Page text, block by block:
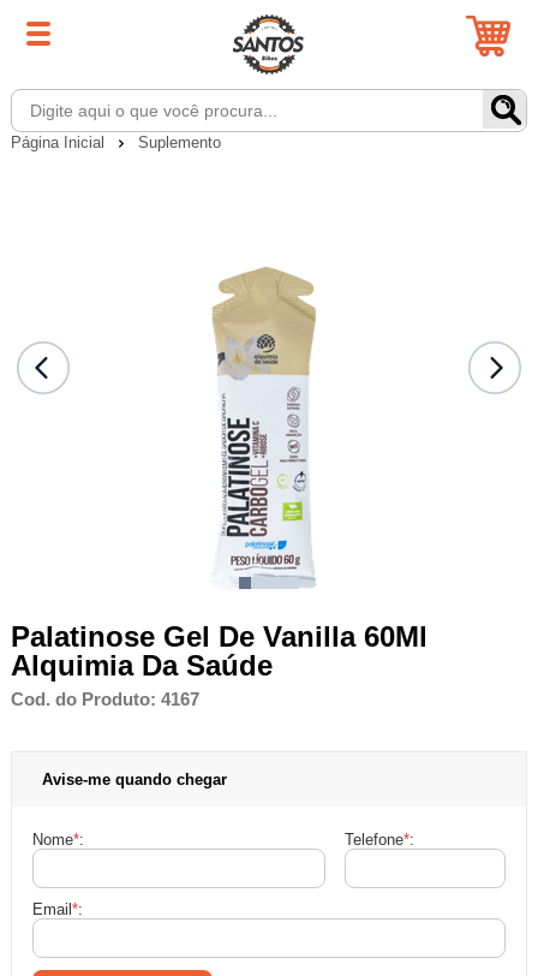
Página Inicial Suplemento
Palatinose Gel De Vanilla 60Ml
Alquimia Da Saúde
Cod. do Produto: 4167
Avise-me quando chegar
Nome*: Telefone*:
Email*: